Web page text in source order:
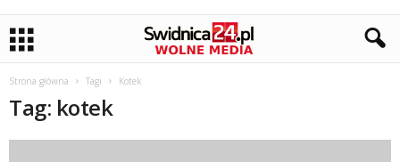
Strona główna Tagi Kotek
Tag: kotek